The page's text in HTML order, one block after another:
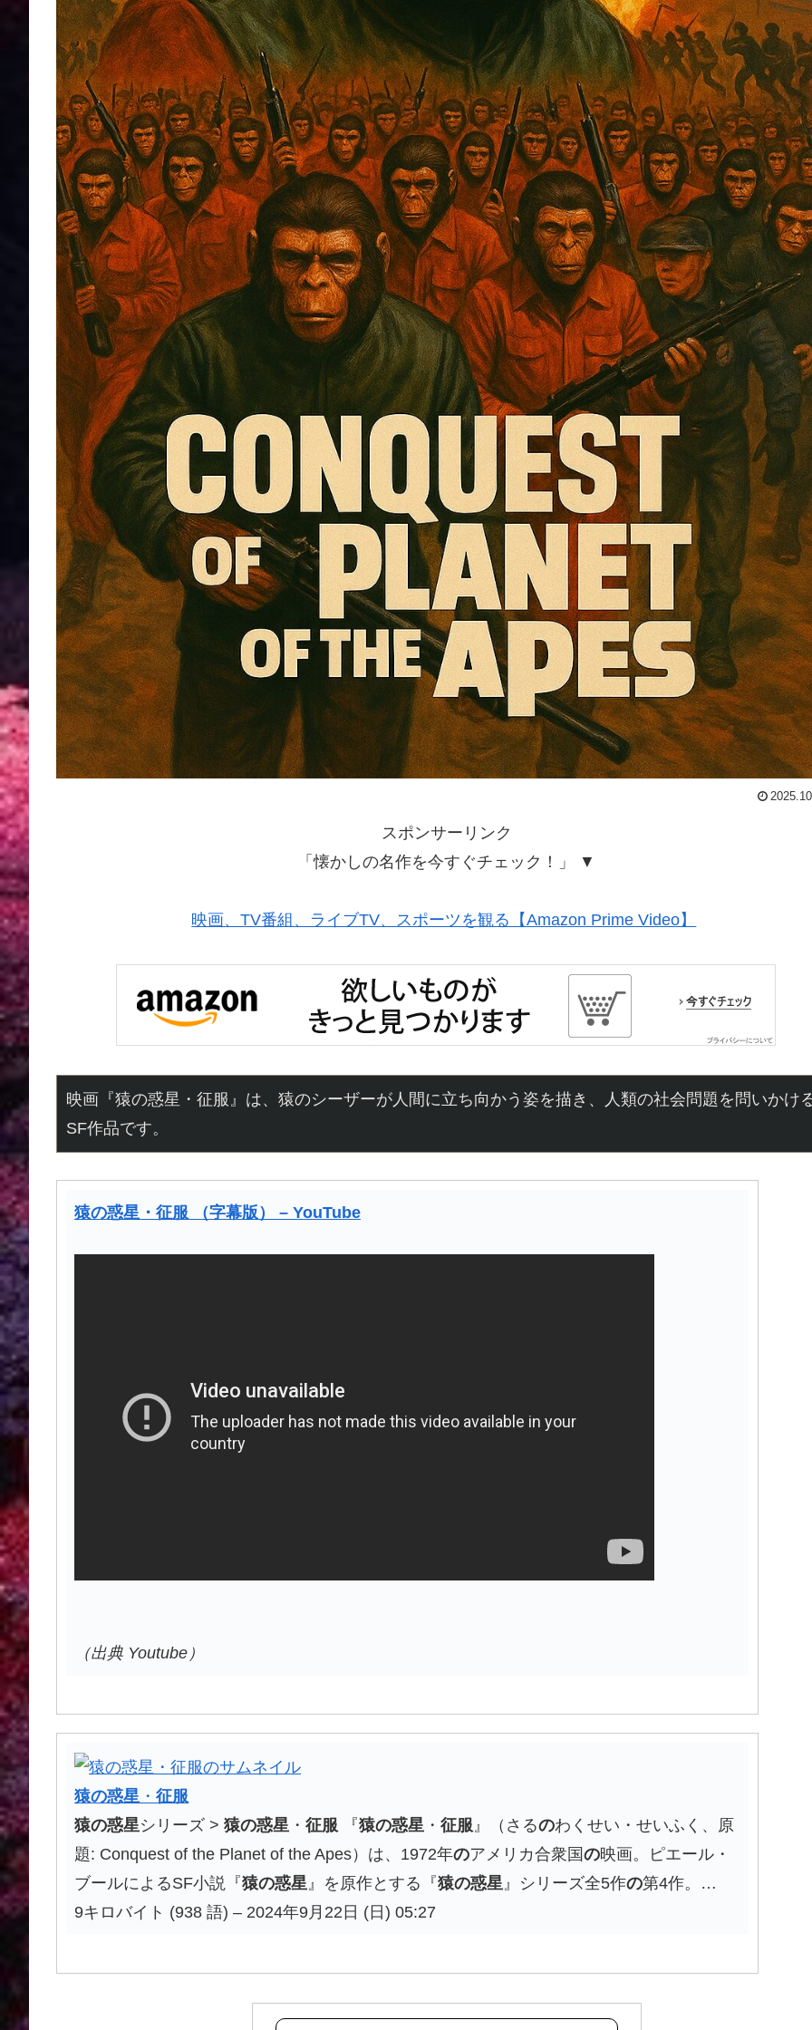
スポンサーリンク
「懐かしの名作を今すぐチェック！」 ▼
映画、TV番組、ライブTV、スポーツを観る【Amazon Prime Video】
映画『猿の惑星・征服』は、猿のシーザーが人間に立ち向かう姿を描き、人類の社会問題を問いかけ
SF作品です。
猿の惑星・征服 （字幕版） – YouTube
（出典 Youtube）
猿の惑星 ・ 征服
猿の惑星シリーズ > 猿の惑星 ・ 征服 『猿の惑星 ・ 征服 』（さるのわくせい・せいふく、原
題: Conquest of the Planet of the Apes）は、1972年のアメリカ合衆国の映画。ピエール・
ブールによるSF小説『猿の惑星 』を原作とする『猿の惑星 』シリーズ全5作の第4作。…
9キロバイト (938 語) – 2024年9月22日 (日) 05:27